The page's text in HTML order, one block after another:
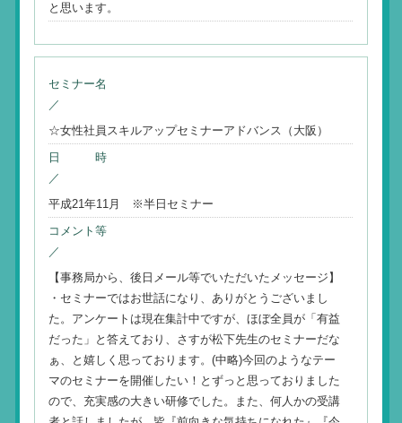
と思います。
セミナー名
／
☆女性社員スキルアップセミナーアドバンス（大阪）
日 時
／
平成21年11月 ※半日セミナー
コメント等
／
【事務局から、後日メール等でいただいたメッセージ】
・セミナーではお世話になり、ありがとうございまし
た。アンケートは現在集計中ですが、ほぼ全員が「有益
だった」と答えており、さすが松下先生のセミナーだな
ぁ、と嬉しく思っております。(中略)今回のようなテー
マのセミナーを開催したい！とずっと思っておりました
ので、充実感の大きい研修でした。また、何人かの受講